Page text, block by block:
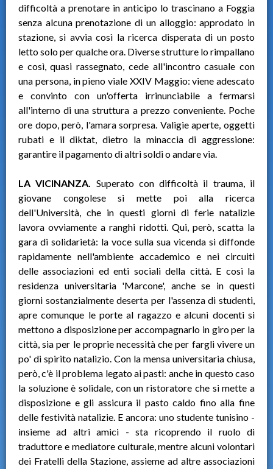
difficoltà a prenotare in anticipo lo trascinano a Foggia
senza alcuna prenotazione di un alloggio: approdato in
stazione, si avvia così la ricerca disperata di un posto
letto solo per qualche ora. Diverse strutture lo rimpallano
e così, quasi rassegnato, cede all'incontro casuale con
una persona, in pieno viale XXIV Maggio: viene adescato
e convinto con un'offerta irrinunciabile a fermarsi
all'interno di una struttura a prezzo conveniente. Poche
ore dopo, però, l'amara sorpresa. Valigie aperte, oggetti
rubati e il diktat, dietro la minaccia di aggressione:
garantire il pagamento di altri soldi o andare via.
LA VICINANZA. Superato con difficoltà il trauma, il
giovane congolese si mette poi alla ricerca
dell'Università, che in questi giorni di ferie natalizie
lavora ovviamente a ranghi ridotti. Qui, però, scatta la
gara di solidarietà: la voce sulla sua vicenda si diffonde
rapidamente nell'ambiente accademico e nei circuiti
delle associazioni ed enti sociali della città. E così la
residenza universitaria 'Marcone', anche se in questi
giorni sostanzialmente deserta per l'assenza di studenti,
apre comunque le porte al ragazzo e alcuni docenti si
mettono a disposizione per accompagnarlo in giro per la
città, sia per le proprie necessità che per fargli vivere un
po' di spirito natalizio. Con la mensa universitaria chiusa,
però, c'è il problema legato ai pasti: anche in questo caso
la soluzione è solidale, con un ristoratore che si mette a
disposizione e gli assicura il pasto caldo fino alla fine
delle festività natalizie. E ancora: uno studente tunisino -
insieme ad altri amici - sta ricoprendo il ruolo di
traduttore e mediatore culturale, mentre alcuni volontari
dei Fratelli della Stazione, assieme ad altre associazioni